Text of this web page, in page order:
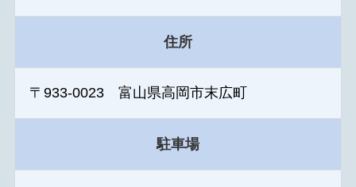
住所
〒933-0023 富山県高岡市末広町
駐車場